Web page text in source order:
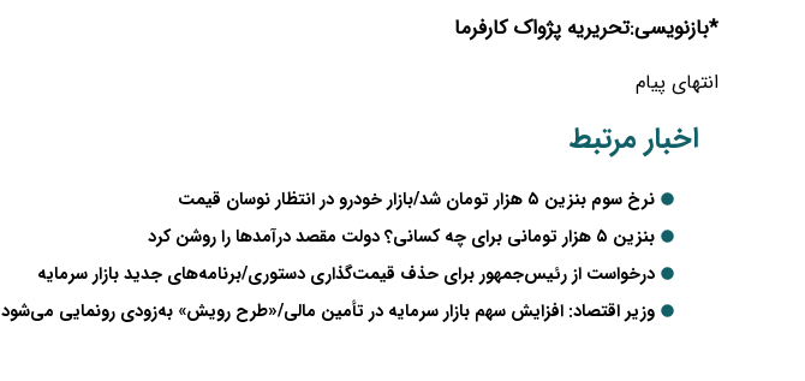
*بازنویسی:تحریریه پژواک کارفرما
انتهای پیام
اخبار مرتبط
نرخ سوم بنزین ۵ هزار تومان شد/بازار خودرو در انتظار نوسان قیمت
بنزین ۵ هزار تومانی برای چه کسانی؟ دولت مقصد درآمدها را روشن کرد
درخواست از رئیس‌جمهور برای حذف قیمت‌گذاری دستوری/برنامه‌های جدید بازار سرمایه
وزیر اقتصاد: افزایش سهم بازار سرمایه در تأمین مالی/«طرح رویش» به‌زودی رونمایی می‌شود